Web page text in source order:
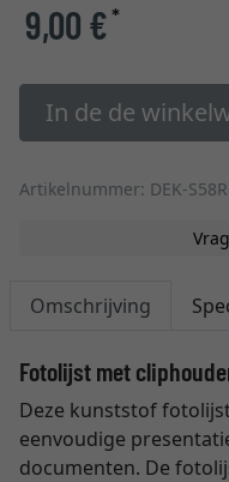
9,00 €*
In de de
Artikelnummer: DEK-
Omschrijving
Fotolijst met
Deze kunststof
eenvoudige
documenten. De